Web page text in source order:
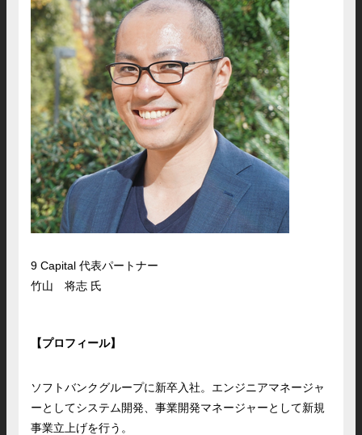
9 Capital 代表パートナー
竹山 将志 氏
【プロフィール】
ソフトバンクグループに新卒入社。エンジニアマネージャ
ーとしてシステム開発、事業開発マネージャーとして新規
事業立上げを行う。